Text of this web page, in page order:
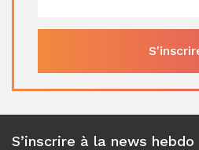
S’inscrire à la news hebdo